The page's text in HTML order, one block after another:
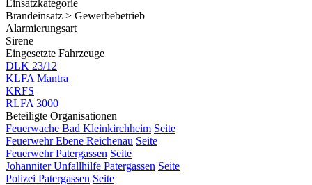
Einsatzkategorie
Brandeinsatz > Gewerbebetrieb
Alarmierungsart
Sirene
Eingesetzte Fahrzeuge
DLK 23/12
KLFA Mantra
KRFS
RLFA 3000
Beteiligte Organisationen
Feuerwache Bad Kleinkirchheim Seite
Feuerwehr Ebene Reichenau Seite
Feuerwehr Patergassen Seite
Johanniter Unfallhilfe Patergassen Seite
Polizei Patergassen Seite